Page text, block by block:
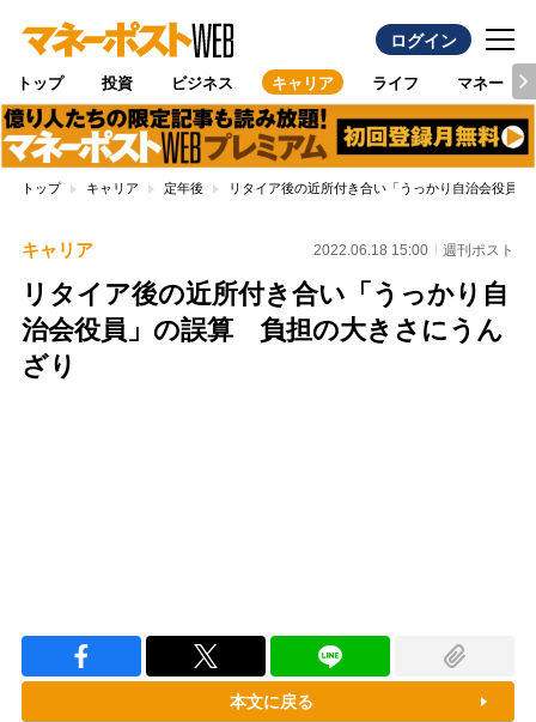
ログイン
トップ 投資 ビジネス キャリア ライフ マネー
トップ キャリア 定年後 リタイア後の近所付き合い「うっかり自治会役員
キャリア 2022.06.18 15:00 週刊ポスト
リタイア後の近所付き合い「うっかり自
治会役員」の誤算 負担の大きさにうん
ざり
本文に戻る